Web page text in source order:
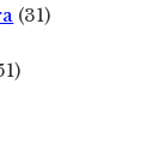
(31)